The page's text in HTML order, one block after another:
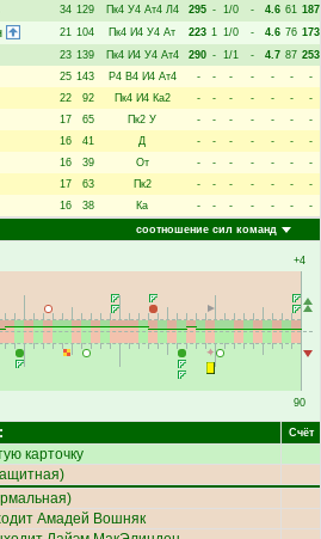
34 129 Пк4 У4 Ат4 Л4 295 - 1/0 - 4.6 61 187
21 104 Пк4 И4 У4 Ат 223 1 1/0 - 4.6 76 173
23 139 Пк4 И4 У4 Ат4 290 - 1/1 - 4.7 87 253
25 143 Р4 В4 И4 Ат4 - - - - - -
-
22 92 Пк4 И4 Ка2 - - - - - -
-
17 65 Пк2 У - - - - - -
-
16 41 Д - - - - - -
-
16 39 От - - - - - -
-
17 63 Пк2 - - - - - -
-
16 38 Ка - - - - - -
-
соотношение сил команд
+4
90
Счёт
карточку
Амадей Вошняк